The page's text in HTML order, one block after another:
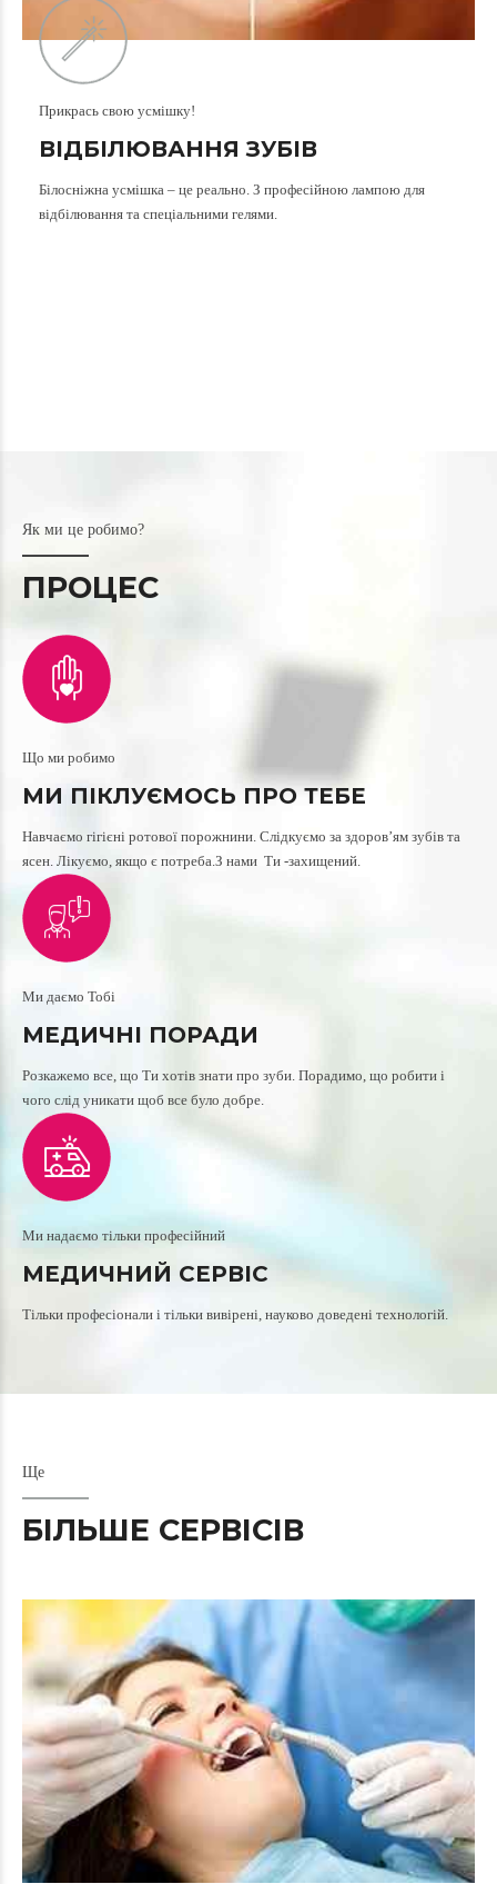
Прикрась свою усмішку!
ВІДБІЛЮВАННЯ ЗУБІВ
Білосніжна усмішка – це реально. З професійною лампою для
відбілювання та спеціальними гелями.
Як ми це робимо?
ПРОЦЕС
Що ми робимо
МИ ПІКЛУЄМОСЬ ПРО ТЕБЕ
Навчаємо гігієні ротової порожнини. Слідкуємо за здоров’ям зубів та
ясен. Лікуємо, якщо є потреба.З нами Ти -захищений.
Ми даємо Тобі
МЕДИЧНІ ПОРАДИ
Розкажемо все, що Ти хотів знати про зуби. Порадимо, що робити і
чого слід уникати щоб все було добре.
Ми надаємо тільки професійний
МЕДИЧНИЙ СЕРВІС
Тільки професіонали і тільки вивірені, науково доведені технологій.
Ще
БІЛЬШЕ СЕРВІСІВ